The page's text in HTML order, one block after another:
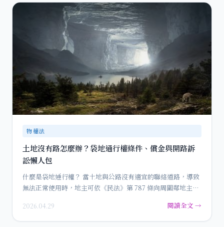
物權法
土地沒有路怎麼辦？袋地通行權條件、償金與開路訴
訟懶人包
什麼是袋地通行權？ 當土地與公路沒有適宜的聯絡道路，導致
無法正常使用時，地主可依《民法》第 787 條向周圍鄰地主張
2026.04.29 閱讀全文 →